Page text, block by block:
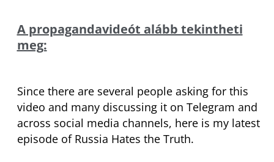
A propagandavideót alább tekintheti
meg:
Since there are several people asking for this
video and many discussing it on Telegram and
across social media channels, here is my latest
episode of Russia Hates the Truth.